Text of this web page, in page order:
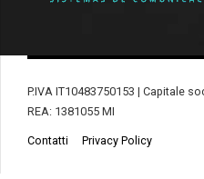
P.IVA IT10483750153 | Capitale
REA: 1381055 MI
Contatti Privacy Policy